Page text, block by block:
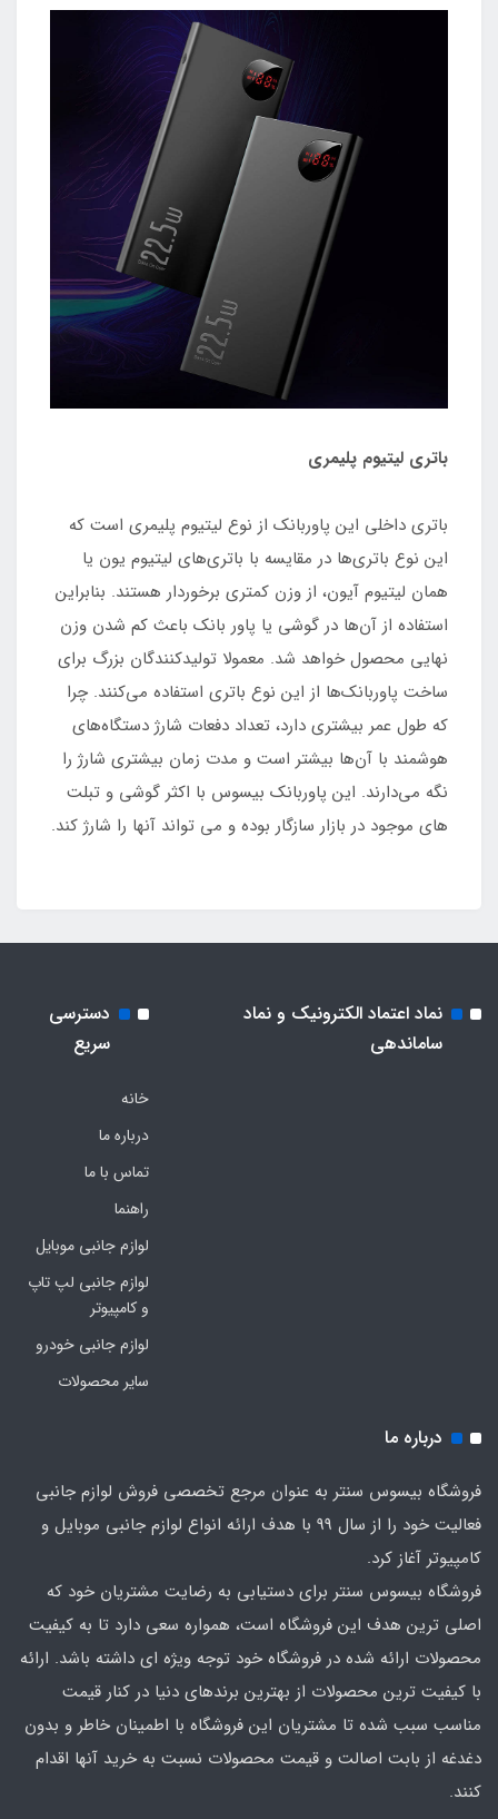
باتری لیتیوم پلیمری
باتری داخلی این پاوربانک از نوع لیتیوم پلیمری است که
این نوع باتری‌ها در مقایسه با باتری‌های لیتیوم یون یا
همان لیتیوم آیون، از وزن کمتری برخوردار هستند. بنابراین
استفاده از آن‌ها در گوشی یا پاور بانک باعث کم شدن وزن
نهایی محصول خواهد شد. معمولا تولیدکنندگان بزرگ برای
ساخت پاوربانک‌ها از این نوع باتری استفاده می‌کنند. چرا
که طول عمر بیشتری دارد، تعداد دفعات شارژ دستگاه‌های
هوشمند با آن‌ها بیشتر است و مدت زمان بیشتری شارژ را
نگه می‌دارند. این پاوربانک بیسوس با اکثر گوشی و تبلت
های موجود در بازار سازگار بوده و می تواند آنها را شارژ کند.
نماد اعتماد الکترونیک و نماد
ساماندهی
دسترسی
سریع
خانه
درباره ما
تماس با ما
راهنما
لوازم جانبی موبایل
لوازم جانبی لپ تاپ
و کامپیوتر
لوازم جانبی خودرو
سایر محصولات
درباره ما
فروشگاه بیسوس سنتر به عنوان مرجع تخصصی فروش لوازم جانبی
فعالیت خود را از سال 99 با هدف ارائه انواع لوازم جانبی موبایل و
کامپیوتر آغاز کرد.
فروشگاه بیسوس سنتر برای دستیابی به رضایت مشتریان خود که
اصلی‌ ترین هدف این فروشگاه است، همواره سعی دارد تا به کیفیت
محصولات ارائه شده در فروشگاه خود توجه ویژه ای داشته باشد. ارائه
با کیفیت‌ ترین محصولات از بهترین برندهای دنیا در کنار قیمت
مناسب سبب شده تا مشتریان این فروشگاه با اطمینان خاطر و بدون
دغدغه از بابت اصالت و قیمت محصولات نسبت به خرید آنها اقدام
کنند.